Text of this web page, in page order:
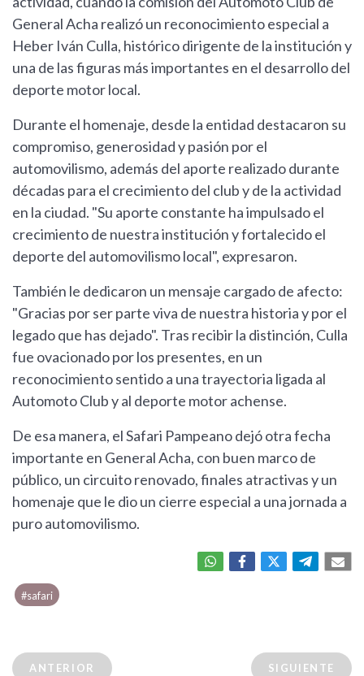
General Acha realizó un reconocimiento especial a
Heber Iván Culla, histórico dirigente de la institución y
una de las figuras más importantes en el desarrollo del
deporte motor local.
Durante el homenaje, desde la entidad destacaron su
compromiso, generosidad y pasión por el
automovilismo, además del aporte realizado durante
décadas para el crecimiento del club y de la actividad
en la ciudad. "Su aporte constante ha impulsado el
crecimiento de nuestra institución y fortalecido el
deporte del automovilismo local", expresaron.
También le dedicaron un mensaje cargado de afecto:
"Gracias por ser parte viva de nuestra historia y por el
legado que has dejado". Tras recibir la distinción, Culla
fue ovacionado por los presentes, en un
reconocimiento sentido a una trayectoria ligada al
Automoto Club y al deporte motor achense.
De esa manera, el Safari Pampeano dejó otra fecha
importante en General Acha, con buen marco de
público, un circuito renovado, finales atractivas y un
homenaje que le dio un cierre especial a una jornada a
puro automovilismo.
#safari
ANTERIOR SIGUIENTE